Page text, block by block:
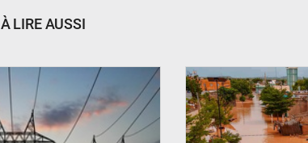
À LIRE AUSSI